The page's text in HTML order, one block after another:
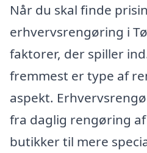
Når du skal finde
erhvervsrengøring i
faktorer, der spiller
fremmest er type af
aspekt.
fra daglig rengøring
butikker til mere